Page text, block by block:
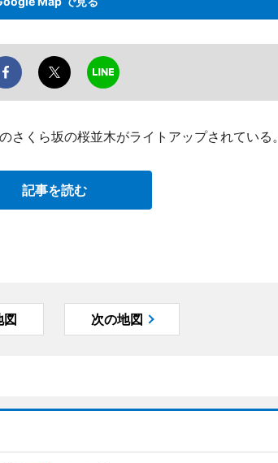
くら坂の桜並木がライトアップされている。
記事を読む
図 次の地図